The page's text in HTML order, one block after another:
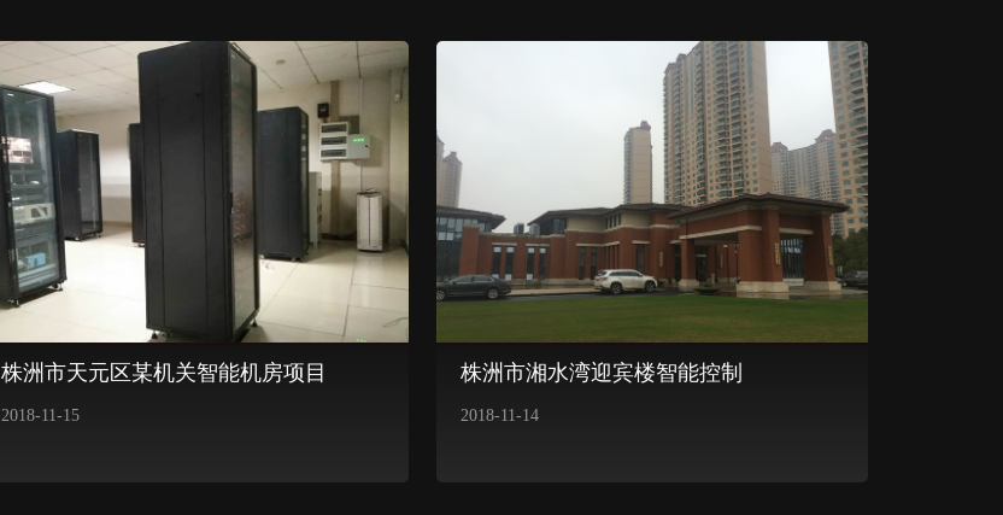
株洲市天元区某机关智能机房项目
2018-11-15
株洲市湘水湾迎宾楼智能控制
2018-11-14